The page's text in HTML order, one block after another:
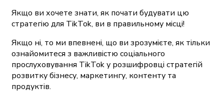
Якщо ви хочете знати, як почати будувати цю
стратегію для TikTok, ви в правильному місці!
Якщо ні, то ми впевнені, що ви зрозумієте, як тільки
ознайомитеся з важливістю соціального
прослуховування TikTok у розшифровці стратегій
розвитку бізнесу, маркетингу, контенту та
продуктів.